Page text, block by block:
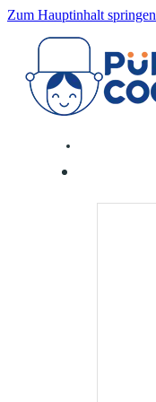
Zum Hauptinhalt springen